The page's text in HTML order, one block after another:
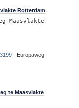
Rotterdam
Maasvlakte
3199- Europaweg,
te Maasvlakte